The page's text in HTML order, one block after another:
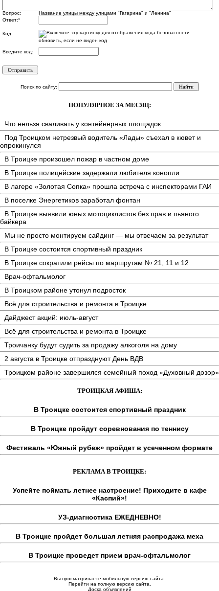
Вопрос:
Название улицы между улицами "Гагарина" и "Ленина"
Ответ:*
Код:
обновить, если не виден код
Введите код:
Поиск по сайту:
ПОПУЛЯРНОЕ ЗА МЕСЯЦ:
Что нельзя сваливать у контейнерных площадок
Под Троицком нетрезвый водитель «Лады» съехал в кювет и
опрокинулся
В Троицке произошел пожар в частном доме
В Троицке полицейские задержали любителя конопли
В лагере «Золотая Сопка» прошла встреча с инспекторами ГАИ
В поселке Энергетиков заработал фонтан
В Троицке выявили юных мотоциклистов без прав и пьяного
байкера
Мы не просто монтируем сайдинг — мы отвечаем за результат
В Троицке состоится спортивный праздник
В Троицке сократили рейсы по маршрутам № 21, 11 и 12
Врач-офтальмолог
В Троицком районе утонул подросток
Всё для строительства и ремонта в Троицке
Дайджест акций: июль-август
Всё для строительства и ремонта в Троицке
Троичанку будут судить за продажу алкоголя на дому
2 августа в Троицке отпразднуют День ВДВ
Троицком районе завершился семейный поход «Духовный дозор»
ТРОИЦКАЯ АФИША:
В Троицке состоится спортивный праздник
В Троицке пройдут соревнования по теннису
Фестиваль «Южный рубеж» пройдет в усеченном формате
РЕКЛАМА В ТРОИЦКЕ:
Успейте поймать летнее настроение! Приходите в кафе
«Каспий»!
УЗ-диагностика ЕЖЕДНЕВНО!
В Троицке пройдет большая летняя распродажа меха
В Троицке проведет прием врач-офтальмолог
Вы просматриваете мобильную версию сайта.
Перейти на полную версию сайта.
Доска объявлений